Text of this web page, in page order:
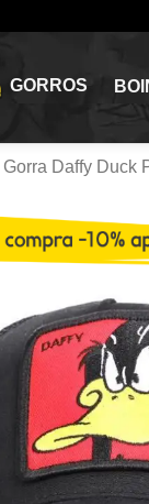
GORROS
Gorra Daffy Duck